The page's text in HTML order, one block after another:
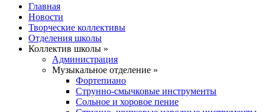
Главная
Новости
Творческие коллективы
Отделения школы
Коллектив школы »
Администрация
Музыкальное отделение »
Фортепиано
Струнно-смычковые инструменты
Сольное и хоровое пение